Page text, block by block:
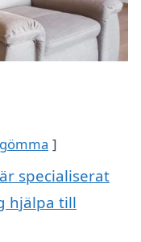
gömma
specialiserat
hjälpa till